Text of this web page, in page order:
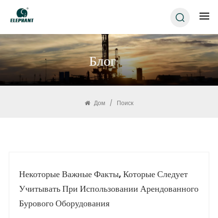
Блог
Дом / Поиск
Некоторые Важные Факты, Которые Следует
Учитывать При Использовании Арендованного
Бурового Оборудования